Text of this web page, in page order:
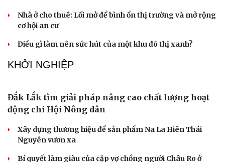
Về tuổi xế chiều tôi có nên đi bước nữa hay không?
Truyện ngắn: "Bờ sông gió thổi" (Phần cuối)
Phụ nữ nên quan tâm đến sức khỏe tình dục tuổi mãn
kinh như thế nào?
BẤT ĐỘNG SẢN
Genera by The Solia: Tâm điểm đón xu hướng